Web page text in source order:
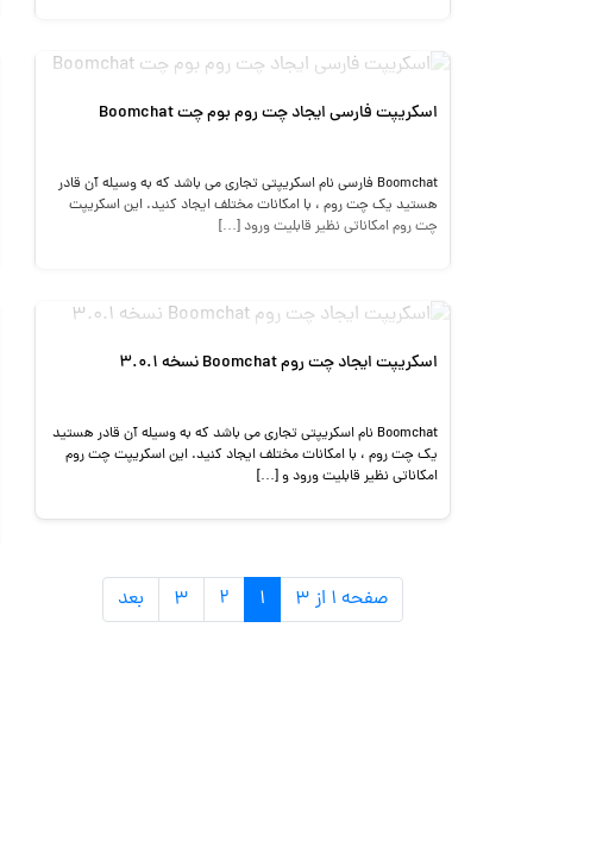
اسکریپت فارسی ایجاد چت روم بوم چت Boomchat
Boomchat فارسی نام اسکریپتی تجاری می باشد که به وسیله آن قادر
هستید یک چت روم ، با امکانات مختلف ایجاد کنید. این اسکریپت
چت روم امکاناتی نظیر قابلیت ورود […]
اسکریپت ایجاد چت روم Boomchat نسخه 3.0.1
Boomchat نام اسکریپتی تجاری می باشد که به وسیله آن قادر هستید
یک چت روم ، با امکانات مختلف ایجاد کنید. این اسکریپت چت روم
امکاناتی نظیر قابلیت ورود و […]
صفحه ۱ از ۳ ۱ ۲ ۳ بعد